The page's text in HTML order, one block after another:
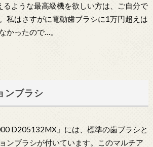
るような最高級機を欲しい方は、ご自分で
私はさすがに電動歯ブラシに1万円超えは
かったので…。
ンブラシ
D205132MX』には、標準の歯ブラシと
ンブラシが付いています。このマルチア